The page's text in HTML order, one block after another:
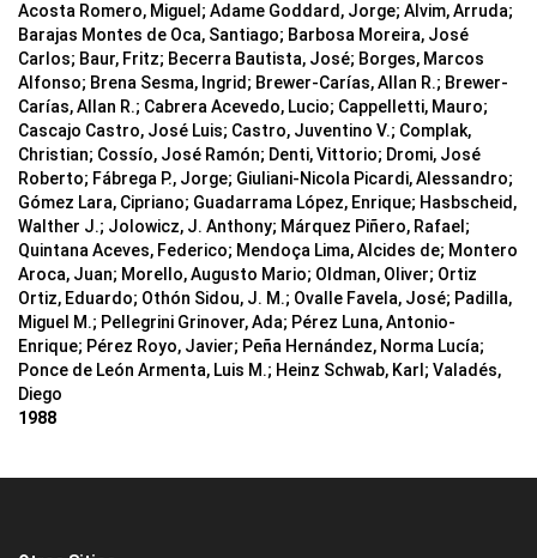
Acosta Romero, Miguel; Adame Goddard, Jorge; Alvim, Arruda;
Barajas Montes de Oca, Santiago; Barbosa Moreira, José
Carlos; Baur, Fritz; Becerra Bautista, José; Borges, Marcos
Alfonso; Brena Sesma, Ingrid; Brewer-Carías, Allan R.; Brewer-
Carías, Allan R.; Cabrera Acevedo, Lucio; Cappelletti, Mauro;
Cascajo Castro, José Luis; Castro, Juventino V.; Complak,
Christian; Cossío, José Ramón; Denti, Vittorio; Dromi, José
Roberto; Fábrega P., Jorge; Giuliani-Nicola Picardi, Alessandro;
Gómez Lara, Cipriano; Guadarrama López, Enrique; Hasbscheid,
Walther J.; Jolowicz, J. Anthony; Márquez Piñero, Rafael;
Quintana Aceves, Federico; Mendoça Lima, Alcides de; Montero
Aroca, Juan; Morello, Augusto Mario; Oldman, Oliver; Ortiz
Ortiz, Eduardo; Othón Sidou, J. M.; Ovalle Favela, José; Padilla,
Miguel M.; Pellegrini Grinover, Ada; Pérez Luna, Antonio-
Enrique; Pérez Royo, Javier; Peña Hernández, Norma Lucía;
Ponce de León Armenta, Luis M.; Heinz Schwab, Karl; Valadés,
Diego
1988